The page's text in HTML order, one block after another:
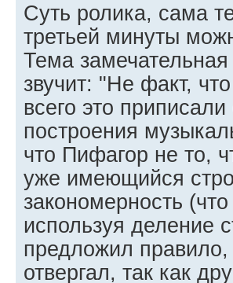
Суть ролика, сама
третьей минуты
Тема
звучит: "Не факт,
всего это
построения
что Пифагор не то,
уже имеющийся
закономерность
используя деление
предложил правило,
отвергал, так как